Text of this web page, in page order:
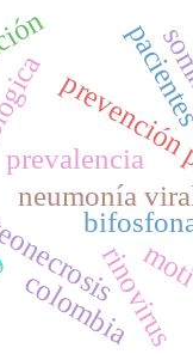
prevalencia
rinovirus
neumonía
colombia